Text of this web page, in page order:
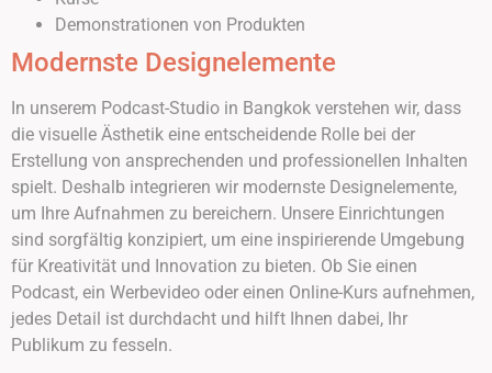
Demonstrationen von Produkten
Modernste Designelemente
In unserem Podcast-Studio in Bangkok verstehen wir, dass
die visuelle Ästhetik eine entscheidende Rolle bei der
Erstellung von ansprechenden und professionellen Inhalten
spielt. Deshalb integrieren wir modernste Designelemente,
um Ihre Aufnahmen zu bereichern. Unsere Einrichtungen
sind sorgfältig konzipiert, um eine inspirierende Umgebung
für Kreativität und Innovation zu bieten. Ob Sie einen
Podcast, ein Werbevideo oder einen Online-Kurs aufnehmen,
jedes Detail ist durchdacht und hilft Ihnen dabei, Ihr
Publikum zu fesseln.